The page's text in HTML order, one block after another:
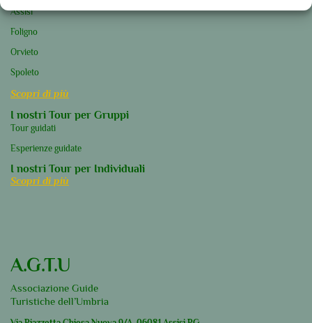
Assisi
Foligno
Orvieto
Spoleto
Scopri di più
I nostri Tour per Gruppi
Tour guidati
Esperienze guidate
I nostri Tour per Individuali
Scopri di più
A.G.T.U
Associazione Guide
Turistiche dell’Umbria